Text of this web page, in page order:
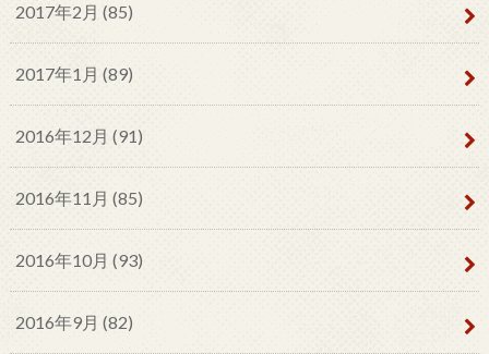
2017年2月 (85)
2017年1月 (89)
2016年12月 (91)
2016年11月 (85)
2016年10月 (93)
2016年9月 (82)